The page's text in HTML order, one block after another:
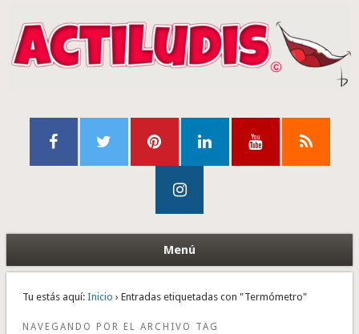
Menú
Tu estás aquí: Inicio › Entradas etiquetadas con "Termómetro"
NAVEGANDO POR EL ARCHIVO TAG